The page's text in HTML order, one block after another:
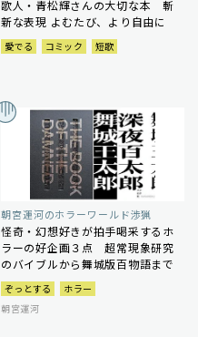
歌人・青松輝さんの大切な本 斬
新な表現 よむたび、より自由に
愛でる コミック 短歌
朝宮運河のホラーワールド渉猟
怪奇・幻想好きが拍手喝采するホ
ラーの好企画３点 超常現象研究
のバイブルから舞城版百物語まで
ぞっとする
ホラー
朝宮運河